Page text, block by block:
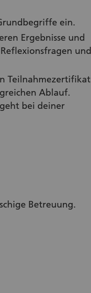
ein.
Ergebnisse und
und
Teilnahmezertifikat
Ablauf.
bei deiner
Betreuung.